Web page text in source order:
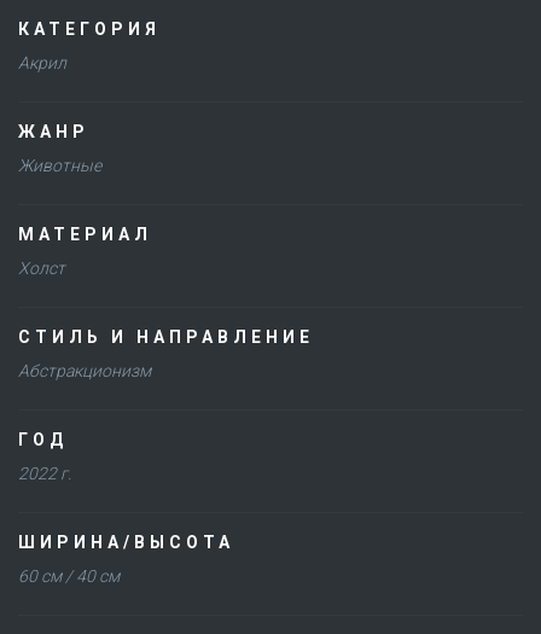
КАТЕГОРИЯ
Акрил
ЖАНР
Животные
МАТЕРИАЛ
Холст
СТИЛЬ И НАПРАВЛЕНИЕ
Абстракционизм
ГОД
2022 г.
ШИРИНА/ВЫСОТА
60 см / 40 см